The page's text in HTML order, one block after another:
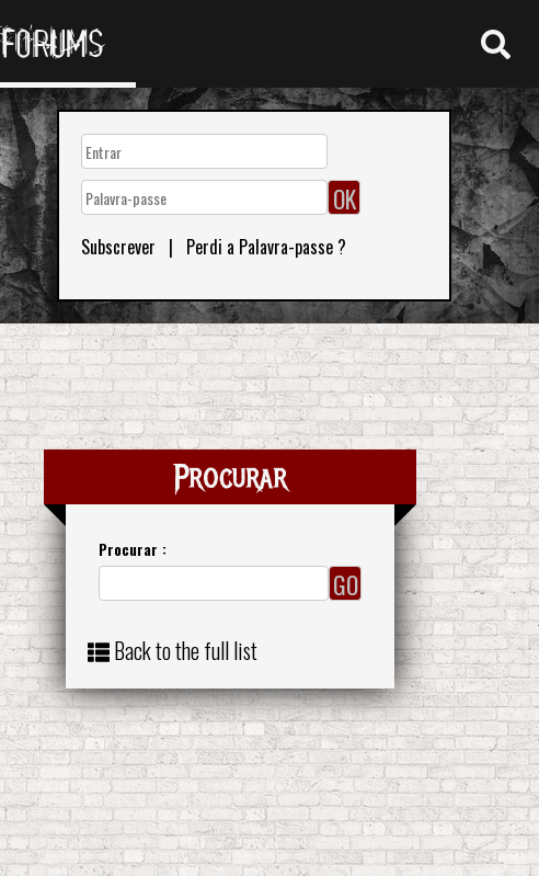
FORUMS
Subscrever | Perdi a Palavra-passe ?
Procurar
Procurar :
Back to the full list